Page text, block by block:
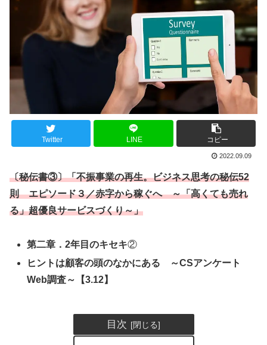
Twitter LINE コピー
2022.09.09
〔秘伝書③〕「不振事業の再生。ビジネス思考の秘伝52
則 エピソード３／赤字から稼ぐへ ～「高くても売れ
る」超優良サービスづくり～」
第二章．2年目のキセキ②
ヒントは顧客の頭のなかにある ～CSアンケート
Web調査～【3.12】
目次